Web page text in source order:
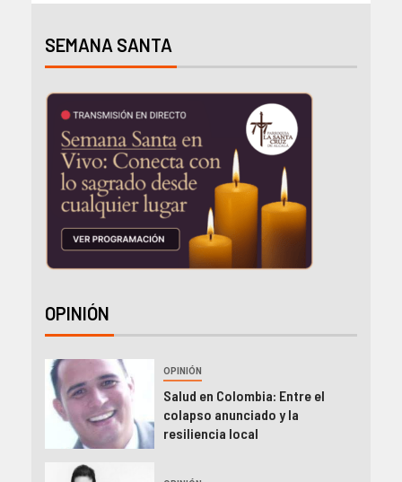
SEMANA SANTA
OPINIÓN
OPINIÓN
Salud en Colombia: Entre el
colapso anunciado y la
resiliencia local